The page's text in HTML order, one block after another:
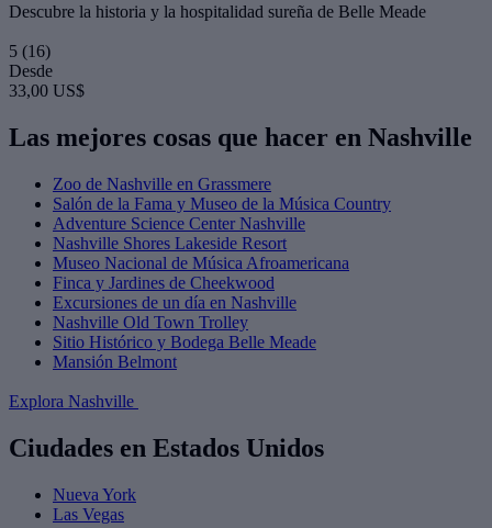
Descubre la historia y la hospitalidad sureña de Belle Meade
5 (16)
Desde
33,00 US$
Las mejores cosas que hacer en Nashville
Zoo de Nashville en Grassmere
Salón de la Fama y Museo de la Música Country
Adventure Science Center Nashville
Nashville Shores Lakeside Resort
Museo Nacional de Música Afroamericana
Finca y Jardines de Cheekwood
Excursiones de un día en Nashville
Nashville Old Town Trolley
Sitio Histórico y Bodega Belle Meade
Mansión Belmont
Explora Nashville
Ciudades en Estados Unidos
Nueva York
Las Vegas